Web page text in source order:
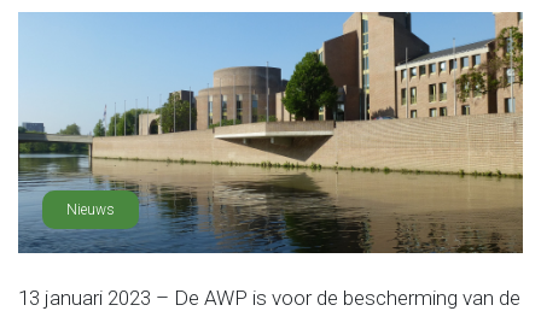
Nieuws
13 januari 2023 – De AWP is voor de bescherming van de